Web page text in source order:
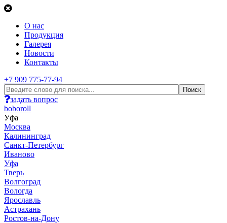
О нас
Продукция
Галерея
Новости
Контакты
+7 909 775-77-94
задать вопрос
boboroll
Уфа
Москва
Калининград
Санкт-Петербург
Иваново
Уфа
Тверь
Волгоград
Вологда
Ярославль
Астрахань
Ростов-на-Дону